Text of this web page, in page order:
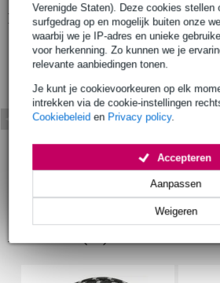
Verenigde Staten). Deze cookies stellen
surfgedrag op en mogelijk buiten onze
waarbij we je IP-adres en unieke
voor herkenning. Zo kunnen we je
relevante aanbiedingen tonen.
Je kunt je cookievoorkeuren op elk
intrekken via de cookie-instellingen
Cookiebeleid en Privacy policy.
Weigeren
Aanpassen
Accepteren
Bekijk ook eens (1)
Accessoires (14)